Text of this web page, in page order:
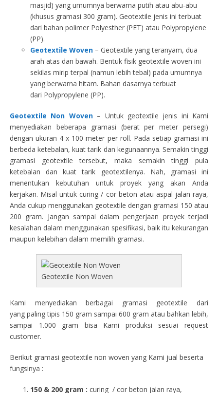
masjid) yang umumnya berwarna putih atau abu-abu
(khusus gramasi 300 gram). Geotextile jenis ini terbuat
dari bahan polimer Polyesther (PET) atau Polypropylene
(PP).
Geotextile Woven – Geotextile yang teranyam, dua
arah atas dan bawah. Bentuk fisik geotextile woven ini
sekilas mirip terpal (namun lebih tebal) pada umumnya
yang berwarna hitam. Bahan dasarnya terbuat
dari Polypropylene (PP).
Geotextile Non Woven– Untuk geotextile jenis ini Kami
menyediakan beberapa gramasi (berat per meter persegi)
dengan ukuran 4 x 100 meter per roll. Pada setiap gramasi ini
berbeda ketebalan, kuat tarik dan kegunaannya. Semakin tinggi
gramasi geotextile tersebut, maka semakin tinggi pula
ketebalan dan kuat tarik geotextilenya. Nah, gramasi ini
menentukan kebutuhan untuk proyek yang akan Anda
kerjakan. Misal untuk curing / cor beton atau aspal jalan raya,
Anda cukup menggunakan geotextile dengan gramasi 150 atau
200 gram. Jangan sampai dalam pengerjaan proyek terjadi
kesalahan dalam menggunakan spesifikasi, baik itu kekurangan
maupun kelebihan dalam memilih gramasi.
Geotextile Non Woven
Kami menyediakan berbagai gramasi geotextile dari
yang paling tipis 150 gram sampai 600 gram atau bahkan lebih,
sampai 1.000 gram bisa Kami produksi sesuai request
customer.
Berikut gramasi geotextile non woven yang Kami jual beserta
fungsinya :
150 & 200 gram : curing / cor beton jalan raya,